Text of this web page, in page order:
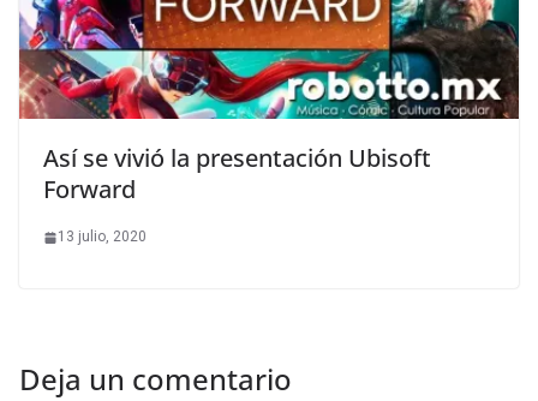
Así se vivió la presentación Ubisoft
Forward
13 julio, 2020
Deja un comentario